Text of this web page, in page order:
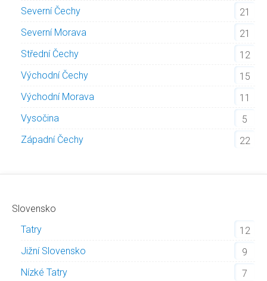
Severní Čechy
21
Severní Morava
21
Střední Čechy
12
Východní Čechy
15
Východní Morava
11
Vysočina
5
Západní Čechy
22
Slovensko
Tatry
12
Jižní Slovensko
9
Nízké Tatry
7